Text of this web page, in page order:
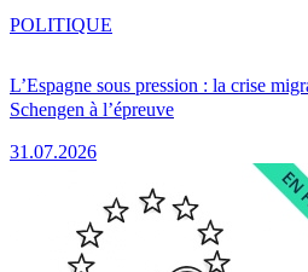
L’Espagne sous pression : la crise
Schengen à l’épreuve
31.07.2026
POLITIQUE